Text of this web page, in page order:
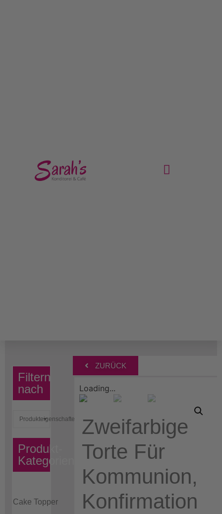
Filtern
nach
Produkteigenschaften
Produkt-
Kategorien
Cake Topper
ZURÜCK
Loading...
Zweifarbige
Torte Für
Kommunion,
Konfirmation